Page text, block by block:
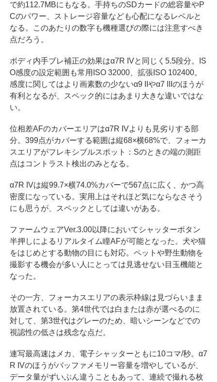
で約112.7MBにもなる。手持ちのSDカードの総容量やP
Cのパワー、ストレージ容量なども心配になるレベルと
なる。このあたりの数字も機種選びの際には注意すべき
点だろう。
ボディ内手ブレ補正の効果はα7R IVと同じく5.5段分。IS
O感度の設定範囲も常用ISO 32000、拡張ISO 102400。
感度に関してはより画素数の少ないα9 IIやα7 IIIのほうが
有利となるが、スペック的にはあまり大きな違いではな
い。
位相差AFのカバーエリアはα7R IVよりも見劣りする部
分。399点がカバーする範囲は縦68×横68%で、フォーカ
スエリアがフレキシブルスポット：Sのときの端の測距
点はコントラスト検出のみとなる。
α7R IVは縦99.7×横74.0%カバーで567点に広く、かつ高
密度になっている。実用上はそれほど気にならなさそう
にも思うが、スペックとしては違いがある。
ファームウェアVer.3.00以降においてシャッターボタン
半押しによるリアルタイム瞳AFが可能となった。犬や猫
をはじめとする動物の目にも対応。ペットや野生動物を
撮影する機会が多い人にとっては見逃せない目玉機能と
なった。
その一方、フォーカスエリアの表示枠線は見づらいまま
放置されている。第4世代では白または赤が選べるのに
対して、第3世代はグレーのため、暗いシーンなどでの
視認性の低さは残念な点だ。
連写最高速はメカ、電子シャッターともに10コマ/秒。α7
R IVのほうがバッファメモリー容量を増やしているが、
データ量がずいぶん違うこともあって、連続で撮れる枚